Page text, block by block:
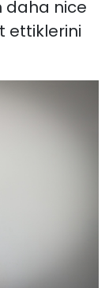
daha nice
ettiklerini